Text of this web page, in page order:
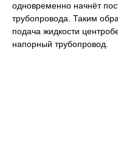
одновременно начнёт
трубопровода. Таким
подача жидкости
напорный трубопровод.